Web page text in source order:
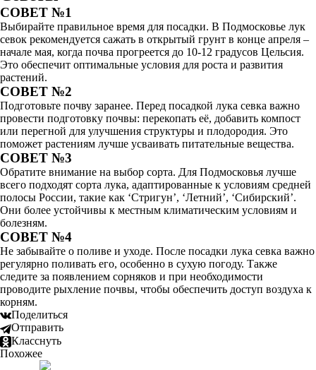
СОВЕТ №1
Выбирайте правильное время для посадки. В Подмосковье лук
севок рекомендуется сажать в открытый грунт в конце апреля –
начале мая, когда почва прогреется до 10-12 градусов Цельсия.
Это обеспечит оптимальные условия для роста и развития
растений.
СОВЕТ №2
Подготовьте почву заранее. Перед посадкой лука севка важно
провести подготовку почвы: перекопать её, добавить компост
или перегной для улучшения структуры и плодородия. Это
поможет растениям лучше усваивать питательные вещества.
СОВЕТ №3
Обратите внимание на выбор сорта. Для Подмосковья лучше
всего подходят сорта лука, адаптированные к условиям средней
полосы России, такие как ‘Стригун’, ‘Летний’, ‘Сибирский’.
Они более устойчивы к местным климатическим условиям и
болезням.
СОВЕТ №4
Не забывайте о поливе и уходе. После посадки лука севка важно
регулярно поливать его, особенно в сухую погоду. Также
следите за появлением сорняков и при необходимости
проводите рыхление почвы, чтобы обеспечить доступ воздуха к
корням.
Поделиться
Отправить
Класснуть
Похожее